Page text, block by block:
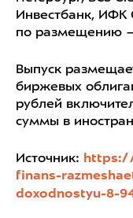
Инвестбанк, ИФК
по размещению
Выпуск
биржевых
рублей
суммы в
Источник:
finans-
doxodnostyu-8-